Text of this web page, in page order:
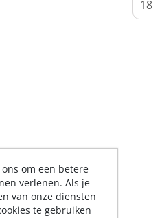
om een betere
verlenen. Als je
van onze diensten
te gebruiken